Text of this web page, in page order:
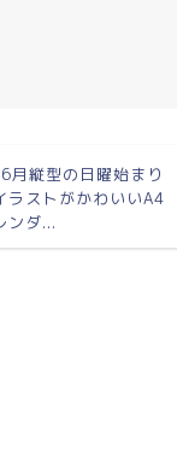
月縦型の日曜始まり
ラストがかわいいA4
ンダ...